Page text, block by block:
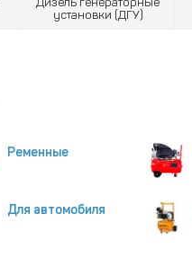
установки (ДГУ)
Ременные
Для автомобиля